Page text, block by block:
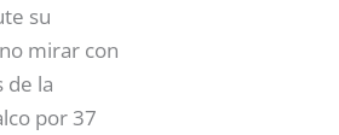
su
mirar con
de la
por 37